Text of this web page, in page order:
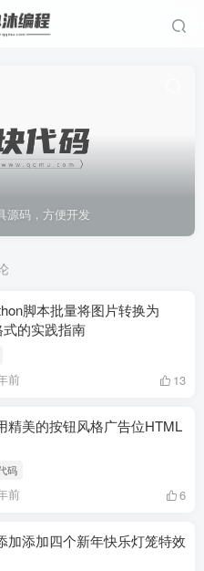
源码，方便开发
脚本批量将图片转换为
的实践指南
前 13
精美的按钮风格广告位HTML
码
前 6
加添加四个新年快乐灯笼特效